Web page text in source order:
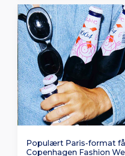
Populært Paris-format
Copenhagen Fashion